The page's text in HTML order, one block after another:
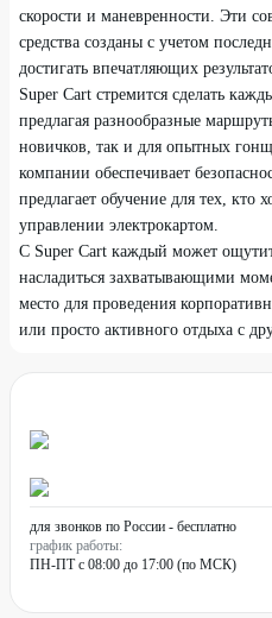
скорости и маневренности. Эти
средства созданы с учетом
достигать впечатляющих
Super Cart стремится сделать
предлагая разнообразные
новичков, так и для опытных
компании обеспечивает
предлагает обучение для тех, кто
управлении электрокартом.
С Super Cart каждый может
насладиться захватывающими
место для проведения
или просто активного отдыха с
для звонков по России - бесплатно
график работы:
ПН-ПТ с 08:00 до 17:00 (по МСК)